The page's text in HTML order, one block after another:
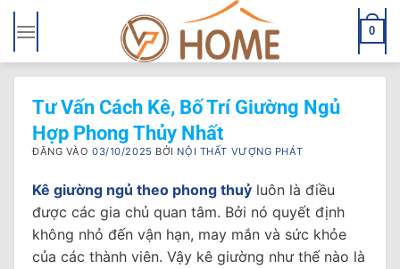
Bỏ
qua
nội
dung
0
Tư Vấn Cách Kê, Bố Trí Giường Ngủ
Hợp Phong Thủy Nhất
ĐĂNG VÀO03/10/2025 BỞI NỘI THẤT VƯỢNG PHÁT
Kê giường ngủ theo phong thuỷ luôn là điều
được các gia chủ quan tâm. Bởi nó quyết định
không nhỏ đến vận hạn, may mắn và sức khỏe
của các thành viên. Vậy kê giường như thế nào là